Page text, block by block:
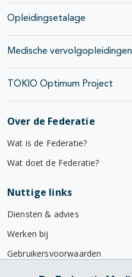
Opleidingsetalage
Medische vervolgopleidingen
TOKIO Optimum Project
Over de Federatie
Wat is de Federatie?
Wat doet de Federatie?
Nuttige links
Diensten & advies
Werken bij
Gebruikersvoorwaarden
Privacyverklaring